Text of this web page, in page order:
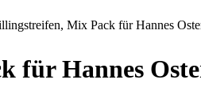
Mix Pack für Hannes
für Hannes